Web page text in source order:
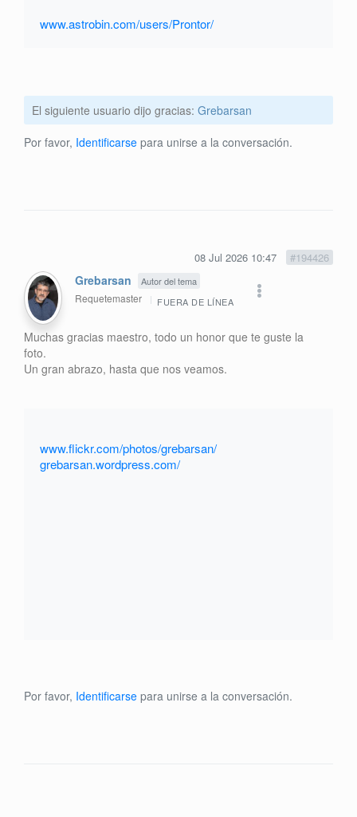
www.astrobin.com/users/Prontor/
El siguiente usuario dijo gracias: Grebarsan
Por favor, Identificarse para unirse a la conversación.
08 Jul 2026 10:47 #194426
Grebarsan Autor del tema
Requetemaster FUERA DE LÍNEA
Muchas gracias maestro, todo un honor que te guste la
foto.
Un gran abrazo, hasta que nos veamos.
www.flickr.com/photos/grebarsan/
grebarsan.wordpress.com/
Por favor, Identificarse para unirse a la conversación.